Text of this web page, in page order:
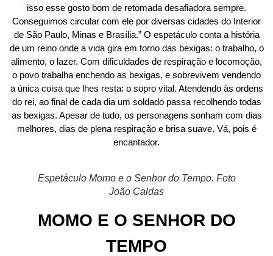
isso esse gosto bom de retomada desafiadora sempre.
Conseguimos circular com ele por diversas cidades do Interior
de São Paulo, Minas e Brasília.” O espetáculo conta a história
de um reino onde a vida gira em torno das bexigas: o trabalho, o
alimento, o lazer. Com dificuldades de respiração e locomoção,
o povo trabalha enchendo as bexigas, e sobrevivem vendendo
a única coisa que lhes resta: o sopro vital. Atendendo às ordens
do rei, ao final de cada dia um soldado passa recolhendo todas
as bexigas. Apesar de tudo, os personagens sonham com dias
melhores, dias de plena respiração e brisa suave. Vá, pois é
encantador.
Espetáculo Momo e o Senhor do Tempo. Foto
João Caldas
MOMO E O SENHOR DO
TEMPO